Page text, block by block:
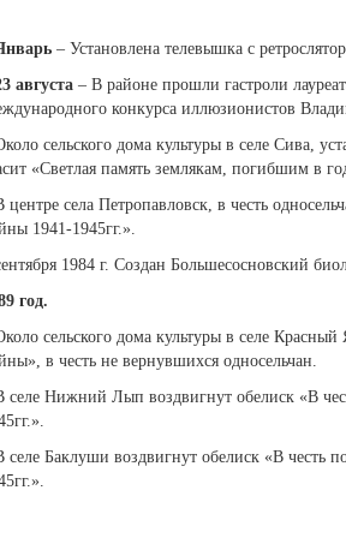
– Установлена телевышка с
августа – В районе прошли гастроли
конкурса иллюзионистов
сельского дома культуры в селе Сива,
«Светлая память землякам, погибшим в
центре села Петропавловск, в честь
1941-1945гг.».
1984 г. Создан Большесосновский
год.
сельского дома культуры в селе
в честь не вернувшихся односельчан.
селе Нижний Лып воздвигнут обелиск «В
селе Баклуши воздвигнут обелиск «В честь